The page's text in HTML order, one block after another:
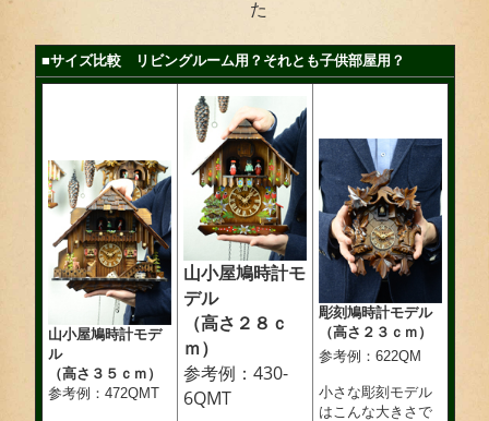
た
■サイズ比較 リビングルーム用？それとも子供部屋用？
山小屋鳩時計モデ
ル
（高さ３５ｃｍ）
参考例：472QMT
山小屋鳩時計モ
デル
（高さ２８ｃ
ｍ）
参考例：430-
6QMT
彫刻鳩時計モデル
（高さ２３ｃｍ）
参考例：622QM
小さな彫刻モデル
はこんな大きさで